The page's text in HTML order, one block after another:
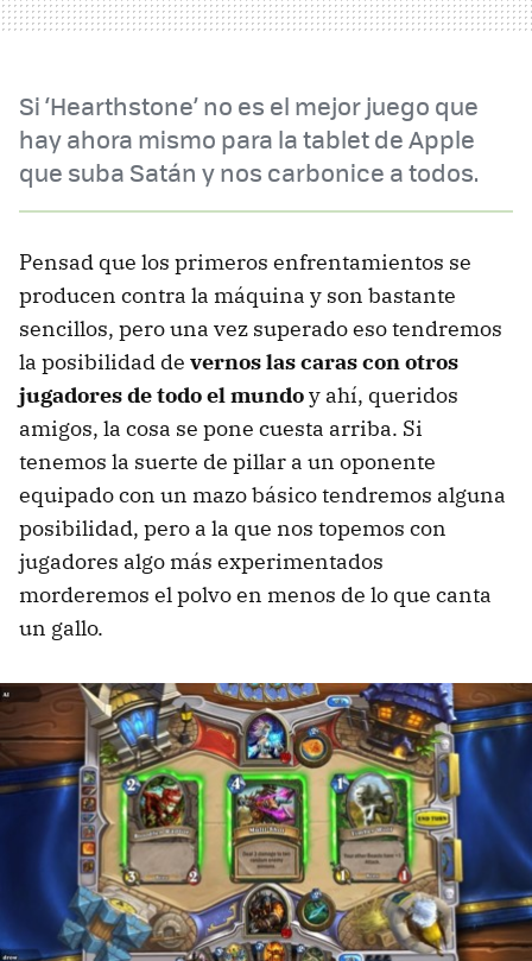
Si ‘Hearthstone’ no es el mejor juego que
hay ahora mismo para la tablet de Apple
que suba Satán y nos carbonice a todos.
Pensad que los primeros enfrentamientos se
producen contra la máquina y son bastante
sencillos, pero una vez superado eso tendremos
la posibilidad de vernos las caras con otros
jugadores de todo el mundoy ahí, queridos
amigos, la cosa se pone cuesta arriba. Si
tenemos la suerte de pillar a un oponente
equipado con un mazo básico tendremos alguna
posibilidad, pero a la que nos topemos con
jugadores algo más experimentados
morderemos el polvo en menos de lo que canta
un gallo.